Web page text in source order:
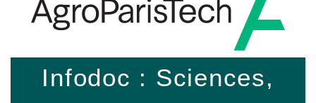
Infodoc : Sciences,